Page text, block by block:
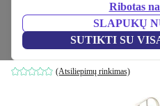
Ribotas
SLAPUKŲ
SUTIKTI SU
BabyGo SleepGood
baltas
(Atsiliepimų rinkimas)